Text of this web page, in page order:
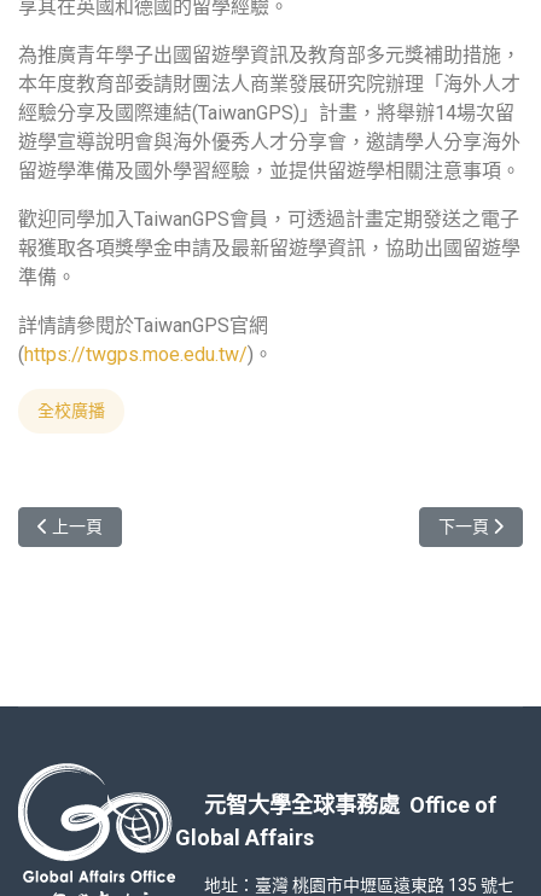
享其在英國和德國的留學經驗。
為推廣青年學子出國留遊學資訊及教育部多元獎補助措施，
本年度教育部委請財團法人商業發展研究院辦理「海外人才
經驗分享及國際連結(TaiwanGPS)」計畫，將舉辦14場次留
遊學宣導說明會與海外優秀人才分享會，邀請學人分享海外
留遊學準備及國外學習經驗，並提供留遊學相關注意事項。
歡迎同學加入TaiwanGPS會員，可透過計畫定期發送之電子
報獲取各項獎學金申請及最新留遊學資訊，協助出國留遊學
準備。
詳情請參閱於TaiwanGPS官網
(https://twgps.moe.edu.tw/)。
全校廣播
上一篇文章: [轉知]日本台灣交流協會台北事務所「2024年度日本
上一頁 下一篇文章:
下一頁
元智大學全球事務處 Office of
Global Affairs
地址：臺灣 桃園市中壢區遠東路 135 號七